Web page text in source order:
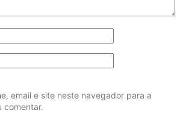
email e site neste navegador para a
comentar.